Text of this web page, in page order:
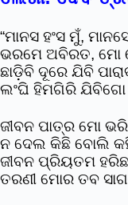
“ମାନସ ହଂସ ମୁଁ,
ଭରମେ ଅବିରତ, ମୋ
ଛାଡ଼ିବି ଦୂରେ ଯିବି
ଲଂଘି ହିମଗିରି ଯିବିଗୋ
ଜୀବନ ପାତ୍ର ମୋ
ନ ଦେଲ କିଛି ବୋଲି
ଜୀବନ ପ୍ରିୟତମ
ତରଣୀ ମୋର ତବ